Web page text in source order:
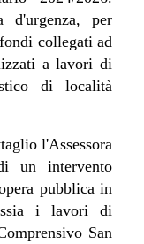
d'urgenza, per
collegati ad
a lavori di
di località
l'Assessora
un intervento
pubblica in
i lavori di
San